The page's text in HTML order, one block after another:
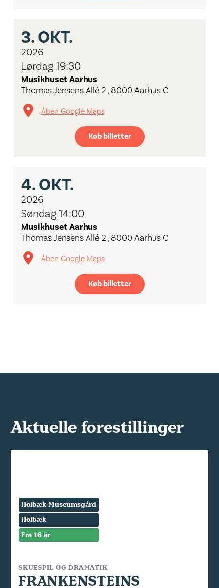
3.OKT.
2026
Lørdag 19:30
Musikhuset Aarhus
Thomas Jensens Allé 2 , 8000 Aarhus C
Åben Google Maps
Køb billetter
4.OKT.
2026
Søndag 14:00
Musikhuset Aarhus
Thomas Jensens Allé 2 , 8000 Aarhus C
Åben Google Maps
Køb billetter
Aktuelle forestillinger
Holbæk Museumsgård
Holbæk
Fra 16 år
SKUESPIL OG DRAMATIK
FRANKENSTEINS